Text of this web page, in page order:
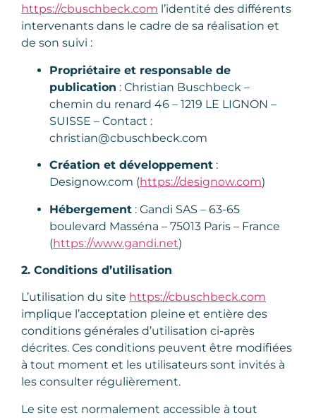
https://cbuschbeck.com l’identité des différents
intervenants dans le cadre de sa réalisation et
de son suivi :
Propriétaire et responsable de
publication : Christian Buschbeck –
chemin du renard 46 – 1219 LE LIGNON –
SUISSE – Contact :
christian@cbuschbeck.com
Création et développement :
Designow.com (https://designow.com)
Hébergement : Gandi SAS – 63-65
boulevard Masséna – 75013 Paris – France
(https://www.gandi.net)
2. Conditions d’utilisation
L’utilisation du site https://cbuschbeck.com
implique l’acceptation pleine et entière des
conditions générales d’utilisation ci-après
décrites. Ces conditions peuvent être modifiées
à tout moment et les utilisateurs sont invités à
les consulter régulièrement.
Le site est normalement accessible à tout